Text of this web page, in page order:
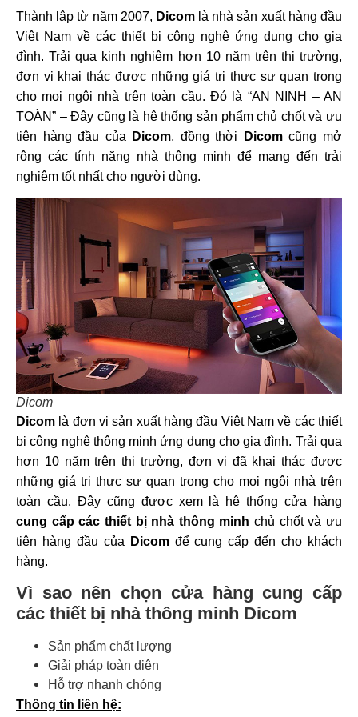
Thành lập từ năm 2007, Dicomlà nhà sản xuất hàng đầu
Việt Nam về các thiết bị công nghệ ứng dụng cho gia
đình. Trải qua kinh nghiệm hơn 10 năm trên thị trường,
đơn vị khai thác được những giá trị thực sự quan trọng
cho mọi ngôi nhà trên toàn cầu. Đó là “AN NINH – AN
TOÀN” – Đây cũng là hệ thống sản phẩm chủ chốt và ưu
tiên hàng đầu của
Dicom, đồng thời Dicomcũng mở
rộng các tính năng nhà thông minh để mang đến trải
nghiệm tốt nhất cho người dùng.
Dicom
Dicom là đơn vị sản xuất hàng đầu Việt Nam về các thiết
bị công nghệ thông minh ứng dụng cho gia đình. Trải qua
hơn 10 năm trên thị trường, đơn vị đã khai thác được
những giá trị thực sự quan trọng cho mọi ngôi nhà trên
toàn cầu. Đây cũng được xem là hệ thống cửa hàng
cung cấp các thiết bị nhà thông minh chủ chốt và ưu
tiên hàng đầu của
Dicomđể cung cấp đến cho khách
hàng.
Vì sao nên chọn cửa hàng cung cấp
các thiết bị nhà thông minh Dicom
Sản phẩm chất lượng
Giải pháp toàn diện
Hỗ trợ nhanh chóng
Thông tin liên hệ: